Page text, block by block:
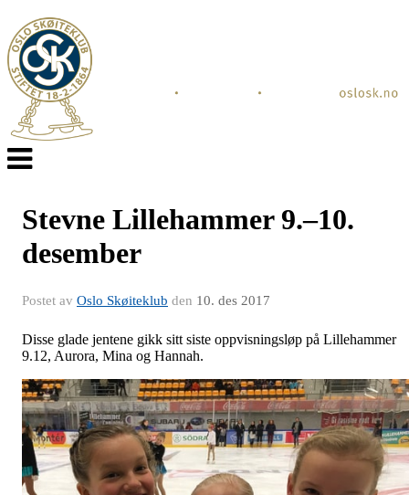
Veksle
navigasjon
Stevne Lillehammer 9.–10.
desember
Postet av Oslo Skøiteklub den 10. des 2017
Disse glade jentene gikk sitt siste oppvisningsløp på Lillehammer
9.12, Aurora, Mina og Hannah.